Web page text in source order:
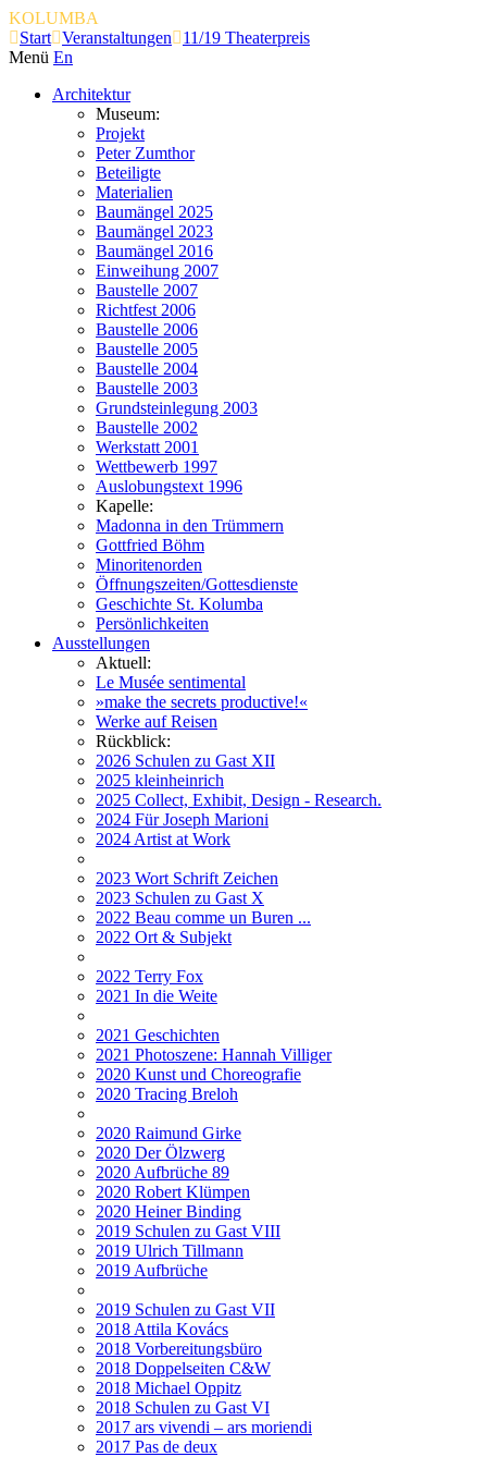
KOLUMBA
Start Veranstaltungen
11/19 Theaterpreis
Menü En
Architektur
Museum:
Projekt
Peter Zumthor
Beteiligte
Materialien
Baumängel 2025
Baumängel 2023
Baumängel 2016
Einweihung 2007
Baustelle 2007
Richtfest 2006
Baustelle 2006
Baustelle 2005
Baustelle 2004
Baustelle 2003
Grundsteinlegung 2003
Baustelle 2002
Werkstatt 2001
Wettbewerb 1997
Auslobungstext 1996
Kapelle:
Madonna in den Trümmern
Gottfried Böhm
Minoritenorden
Öffnungszeiten/Gottesdienste
Geschichte St. Kolumba
Persönlichkeiten
Ausstellungen
Aktuell:
Le Musée sentimental
»make the secrets productive!«
Werke auf Reisen
Rückblick:
2026 Schulen zu Gast XII
2025 kleinheinrich
2025 Collect, Exhibit, Design - Research.
2024 Für Joseph Marioni
2024 Artist at Work
2023 Wort Schrift Zeichen
2023 Schulen zu Gast X
2022 Beau comme un Buren ...
2022 Ort & Subjekt
2022 Terry Fox
2021 In die Weite
2021 Geschichten
2021 Photoszene: Hannah Villiger
2020 Kunst und Choreografie
2020 Tracing Breloh
2020 Raimund Girke
2020 Der Ölzwerg
2020 Aufbrüche 89
2020 Robert Klümpen
2020 Heiner Binding
2019 Schulen zu Gast VIII
2019 Ulrich Tillmann
2019 Aufbrüche
2019 Schulen zu Gast VII
2018 Attila Kovács
2018 Vorbereitungsbüro
2018 Doppelseiten C&W
2018 Michael Oppitz
2018 Schulen zu Gast VI
2017 ars vivendi – ars moriendi
2017 Pas de deux